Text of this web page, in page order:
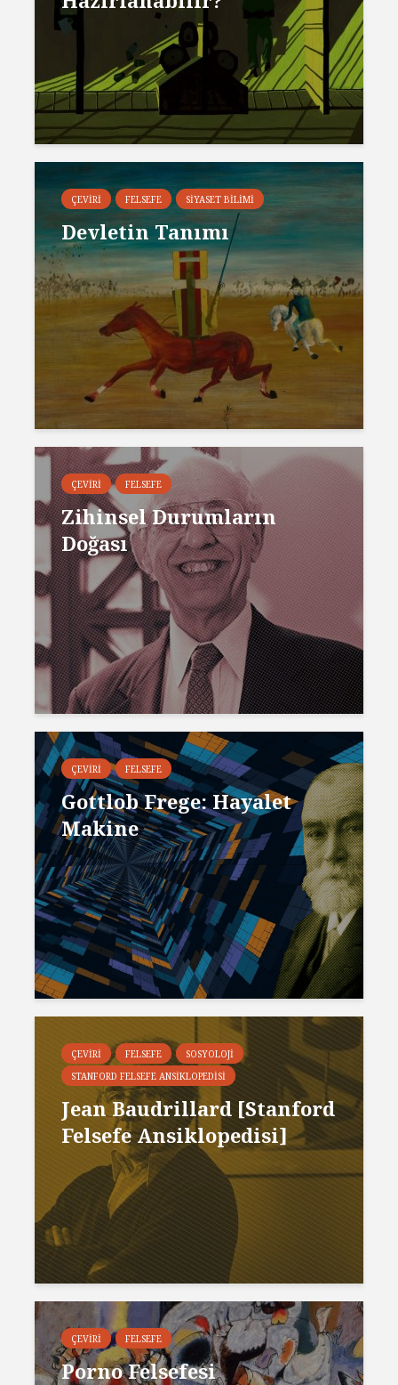
ÇEVIRI FELSEFE SIYASET BILIMI
Devletin Tanımı
ÇEVIRI FELSEFE
Zihinsel Durumların
Doğası
ÇEVIRI FELSEFE
Gottlob Frege: Hayalet
Makine
ÇEVIRI FELSEFE
SOSYOLOJI
STANFORD FELSEFE ANSIKLOPEDISI
Jean Baudrillard [Stanford
Felsefe Ansiklopedisi]
ÇEVIRI FELSEFE
Porno Felsefesi